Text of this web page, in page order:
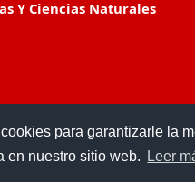
para garantizarle la
en nuestro sitio web.
Leer
Y Ciencias Naturales